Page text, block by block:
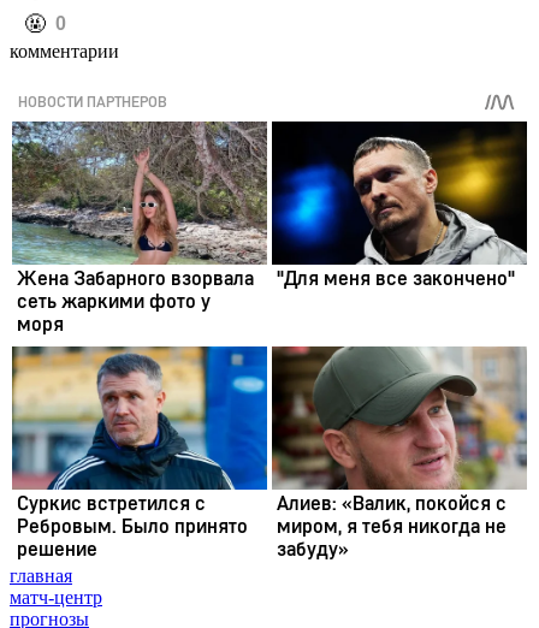
️🤬 0
комментарии
главная
матч-центр
прогнозы